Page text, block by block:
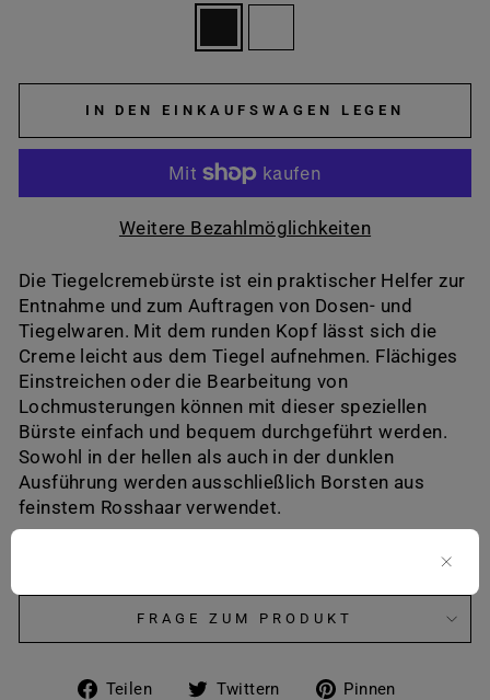
IN DEN EINKAUFSWAGEN LEGEN
Weitere Bezahlmöglichkeiten
Die Tiegelcremebürste ist ein praktischer Helfer zur
Entnahme und zum Auftragen von Dosen- und
Tiegelwaren. Mit dem runden Kopf lässt sich die
Creme leicht aus dem Tiegel aufnehmen. Flächiges
Einstreichen oder die Bearbeitung von
Lochmusterungen können mit dieser speziellen
Bürste einfach und bequem durchgeführt werden.
Sowohl in der hellen als auch in der dunklen
Ausführung werden ausschließlich Borsten aus
feinstem Rosshaar verwendet.
FRAGE ZUM PRODUKT
Teilen
Auf
Twittern
Auf
Pinnen